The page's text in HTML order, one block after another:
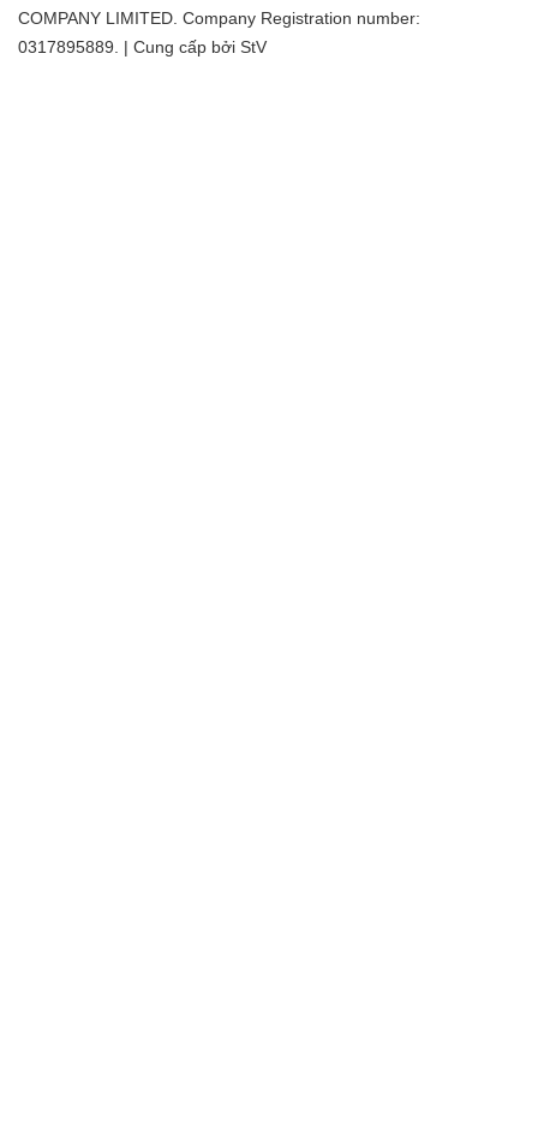
COMPANY LIMITED. Company Registration number:
0317895889. | Cung cấp bởi StV